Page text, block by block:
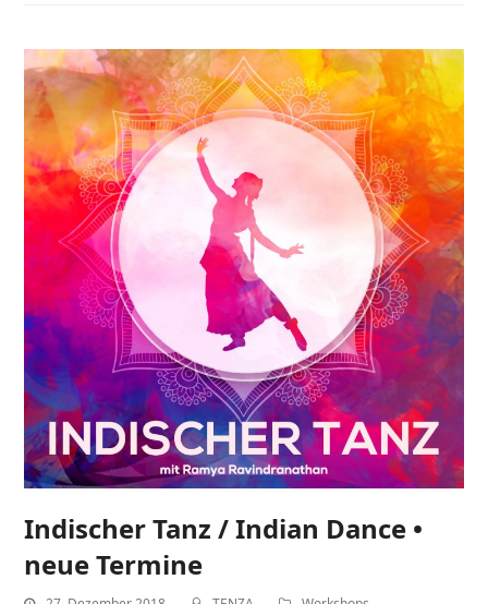
Indischer Tanz / Indian Dance •
neue Termine